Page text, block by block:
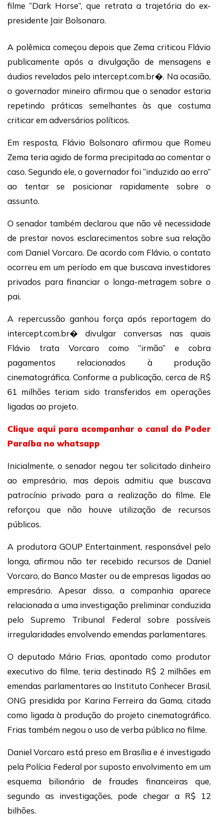
filme “Dark Horse”, que retrata a trajetória do ex-
presidente Jair Bolsonaro.
A polêmica começou depois que Zema criticou Flávio
publicamente após a divulgação de mensagens e
áudios revelados pelo intercept.com.br⁠�. Na ocasião,
o governador mineiro afirmou que o senador estaria
repetindo práticas semelhantes às que costuma
criticar em adversários políticos.
Em resposta, Flávio Bolsonaro afirmou que Romeu
Zema teria agido de forma precipitada ao comentar o
caso. Segundo ele, o governador foi “induzido ao erro”
ao tentar se posicionar rapidamente sobre o
assunto.
O senador também declarou que não vê necessidade
de prestar novos esclarecimentos sobre sua relação
com Daniel Vorcaro. De acordo com Flávio, o contato
ocorreu em um período em que buscava investidores
privados para financiar o longa-metragem sobre o
pai.
A repercussão ganhou força após reportagem do
intercept.com.br⁠� divulgar conversas nas quais
Flávio trata Vorcaro como “irmão” e cobra
pagamentos relacionados à produção
cinematográfica. Conforme a publicação, cerca de R$
61 milhões teriam sido transferidos em operações
ligadas ao projeto.
Clique aqui para acompanhar o canal do Poder
Paraíba no whatsapp
Inicialmente, o senador negou ter solicitado dinheiro
ao empresário, mas depois admitiu que buscava
patrocínio privado para a realização do filme. Ele
reforçou que não houve utilização de recursos
públicos.
A produtora GOUP Entertainment, responsável pelo
longa, afirmou não ter recebido recursos de Daniel
Vorcaro, do Banco Master ou de empresas ligadas ao
empresário. Apesar disso, a companhia aparece
relacionada a uma investigação preliminar conduzida
pelo Supremo Tribunal Federal sobre possíveis
irregularidades envolvendo emendas parlamentares.
O deputado Mário Frias, apontado como produtor
executivo do filme, teria destinado R$ 2 milhões em
emendas parlamentares ao Instituto Conhecer Brasil,
ONG presidida por Karina Ferreira da Gama, citada
como ligada à produção do projeto cinematográfico.
Frias também negou o uso de verba pública no filme.
Daniel Vorcaro está preso em Brasília e é investigado
pela Polícia Federal por suposto envolvimento em um
esquema bilionário de fraudes financeiras que,
segundo as investigações, pode chegar a R$ 12
bilhões.